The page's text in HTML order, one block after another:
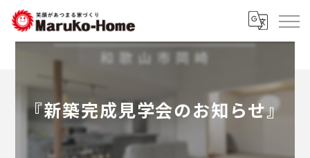
『新築完成見学会のお知らせ』